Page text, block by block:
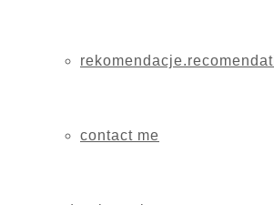
contact me